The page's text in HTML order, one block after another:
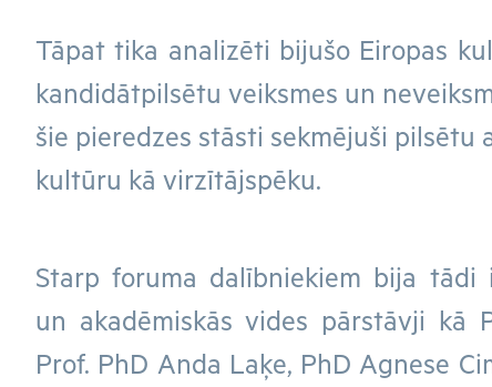
Tāpat tika analizēti bijušo Eiropas
kandidātpilsētu veiksmes un
šie pieredzes stāsti sekmējuši
kultūru kā virzītājspēku.
Starp foruma dalībniekiem bija tādi
un akadēmiskās vides pārstāvji kā
Prof. PhD Anda Laķe, PhD Agnese